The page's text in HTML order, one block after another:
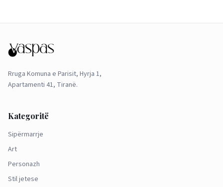
Rruga Komuna e Parisit, Hyrja 1,
Apartamenti 41, Tiranë.
Kategoritë
Sipërmarrje
Art
Personazh
Stil jetese